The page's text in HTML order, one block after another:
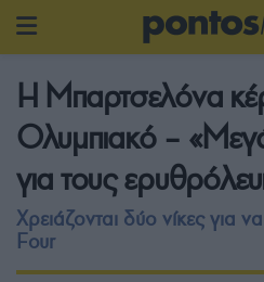
Η Μπαρτσελόνα
Ολυμπιακό –
για τους
Χρειάζονται δύο νίκες για
Four